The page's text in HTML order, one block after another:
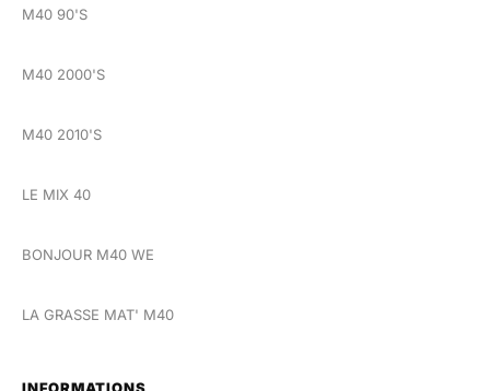
M40 90'S
M40 2000'S
M40 2010'S
LE MIX 40
BONJOUR M40 WE
LA GRASSE MAT' M40